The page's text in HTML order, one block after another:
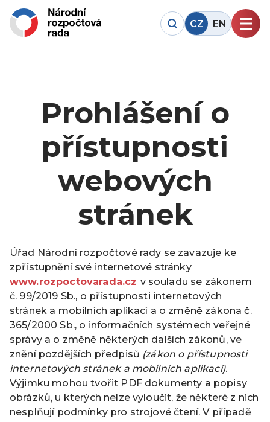
CZ EN
Prohlášení o
přístupnosti
webových
stránek
Úřad Národní rozpočtové rady se zavazuje ke
zpřístupnění své internetové stránky
www.rozpoctovarada.cz v souladu se zákonem
č. 99/2019 Sb., o přístupnosti internetových
stránek a mobilních aplikací a o změně zákona č.
365/2000 Sb., o informačních systémech veřejné
správy a o změně některých dalších zákonů, ve
znění pozdějších předpisů (zákon o přístupnosti
internetových stránek a mobilních aplikací).
Výjimku mohou tvořit PDF dokumenty a popisy
obrázků, u kterých nelze vyloučit, že některé z nich
nesplňují podmínky pro strojové čtení. V případě